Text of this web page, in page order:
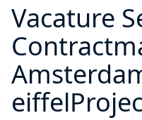
Vacature